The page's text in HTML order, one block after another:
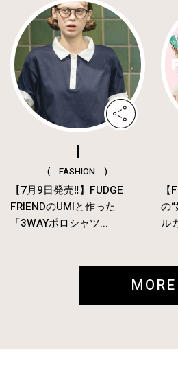
( FASHION )
【7月9日発売‼︎】FUDGE
FRIENDのUMIと作った
「3WAYポロシャツ...
の
ル
MORE